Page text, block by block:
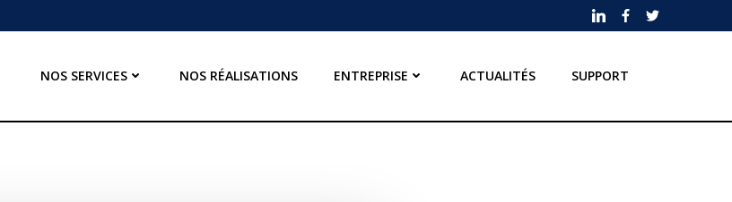
NOS SERVICES NOS RÉALISATIONS ENTREPRISE ACTUALITÉS SUPPORT